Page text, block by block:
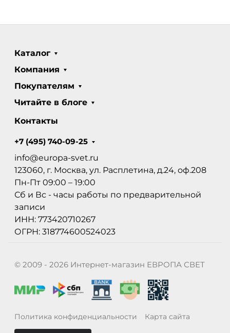
Каталог
Компания
Покупателям
Читайте в блоге
Контакты
+7 (495) 740-09-25
info@europa-svet.ru
123060, г. Москва, ул. Расплетина, д.24, оф.208
Пн-Пт 09:00 – 19:00
Сб и Вс - часы работы по предварительной
записи
ИНН: 773420710267
ОГРН: 318774600524023
© 2009 - 2026 Интернет-магазин ЕВРОПА СВЕТ
Политика конфиденциальности Карта сайта